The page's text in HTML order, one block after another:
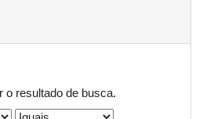
o resultado de busca.